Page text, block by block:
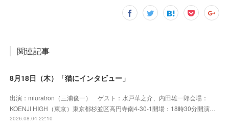
関連記事
8月18日（木）「猫にインタビュー」
出演：miuratron（三浦俊一） ゲスト：水戸華之介、内田雄一郎会場：
KOENJI HIGH（東京）東京都杉並区高円寺南4-30-1開場：18時30分開演…
2026.08.04 22:10